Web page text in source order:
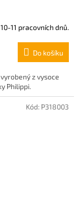
11 pracovních dnů.
Do košíku
z vysoce
Philippi.
Kód: P318003